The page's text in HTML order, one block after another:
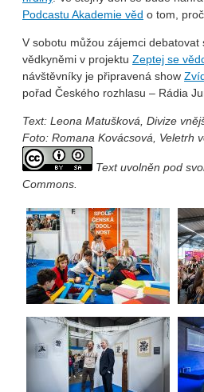
Podcastu Akademie věd o tom,
V sobotu můžou zájemci debatovat
vědkyněmi v projektu Zeptej se
návštěvníky je připravená show
pořad Českého rozhlasu – Rádia
Text: Leona Matušková, Divize
Foto: Romana Kovácsová, Veletrh
Text uvolněn pod
Commons.